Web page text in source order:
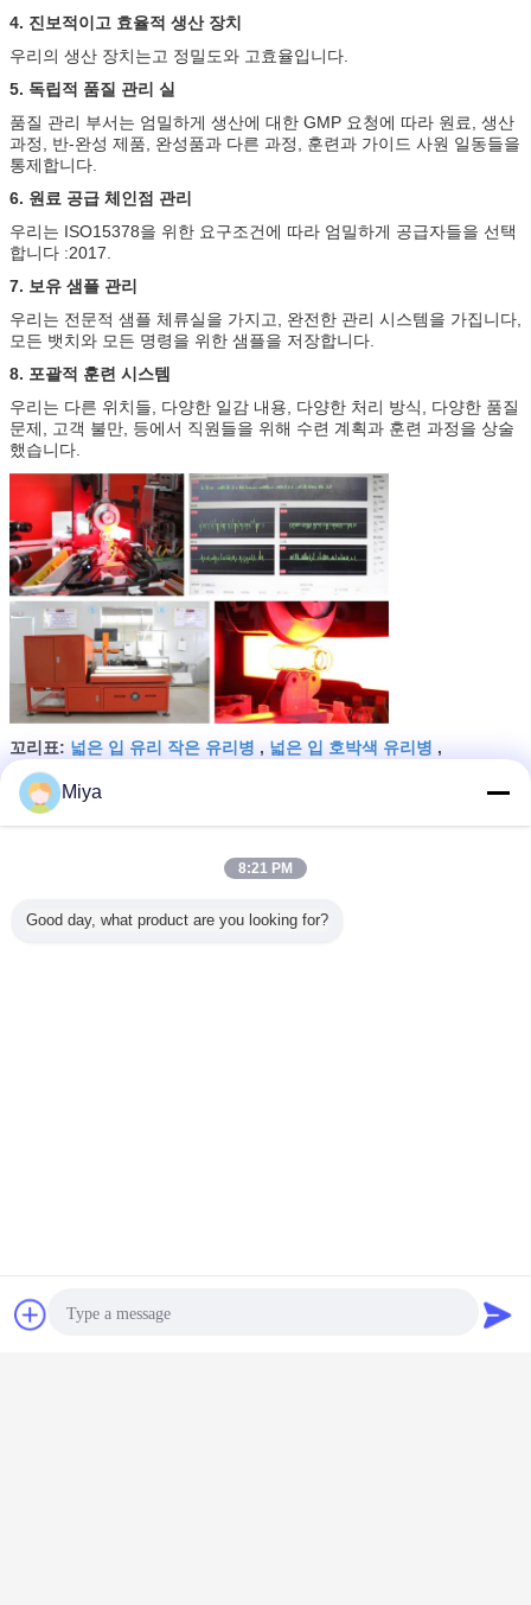
4. 진보적이고 효율적 생산 장치
우리의 생산 장치는고 정밀도와 고효율입니다.
5. 독립적 품질 관리 실
품질 관리 부서는 엄밀하게 생산에 대한 GMP 요청에 따라 원료, 생산
과정, 반-완성 제품, 완성품과 다른 과정, 훈련과 가이드 사원 일동들을
통제합니다.
6. 원료 공급 체인점 관리
우리는 ISO15378을 위한 요구조건에 따라 엄밀하게 공급자들을 선택
합니다 :2017.
7. 보유 샘플 관리
우리는 전문적 샘플 체류실을 가지고, 완전한 관리 시스템을 가집니다,
모든 뱃치와 모든 명령을 위한 샘플을 저장합니다.
8. 포괄적 훈련 시스템
우리는 다른 위치들, 다양한 일감 내용, 다양한 처리 방식, 다양한 품질
문제, 고객 불만, 등에서 직원들을 위해 수련 계획과 훈련 과정을 상술
했습니다.
꼬리표: 넓은 입 유리 작은 유리병 , 넓은 입 호박색 유리병 ,
넓은 입 유리 그릇
가장 저렴 한 가격 으로
넓은 입 유리제 단지 콘테이너
접촉
언어를 바꾸십시오
Miya
8:21 PM
Good day, what product are you looking for?